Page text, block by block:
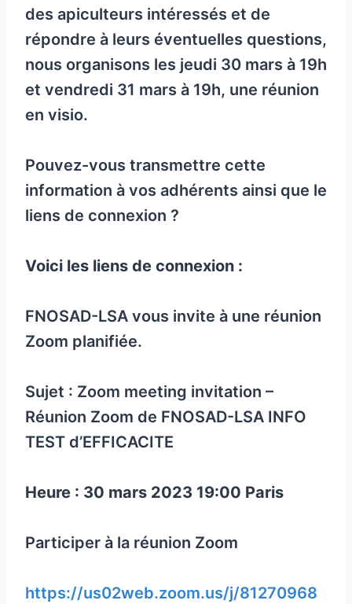
des apiculteurs intéressés et de
répondre à leurs éventuelles questions,
nous organisons les jeudi 30 mars à 19h
et vendredi 31 mars à 19h, une réunion
en visio.
Pouvez-vous transmettre cette
information à vos adhérents ainsi que le
liens de connexion ?
Voici les liens de connexion :
FNOSAD-LSA vous invite à une réunion
Zoom planifiée.
Sujet : Zoom meeting invitation –
Réunion Zoom de FNOSAD-LSA INFO
TEST d’EFFICACITE
Heure : 30 mars 2023 19:00 Paris
Participer à la réunion Zoom
https://us02web.zoom.us/j/81270968